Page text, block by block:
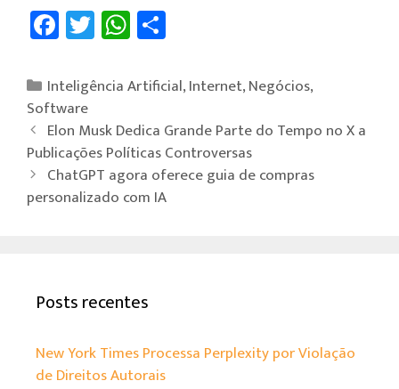
Fa
ce
b
o
ok
T
wi
tt
W
h
at
p
p
e
Inteligência Artificial,Internet,Negócios,
Software
Elon Musk Dedica Grande Parte do Tempo no X a
Publicações Políticas Controversas
ChatGPT agora oferece guia de compras
personalizado com IA
Posts recentes
New York Times Processa Perplexity por Violação
de Direitos Autorais